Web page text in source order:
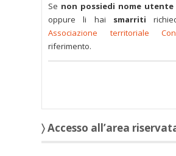
Se non possiedi nome utente
oppure li hai smarriti
Associazione territoriale
riferimento.
〉 Accesso all’area